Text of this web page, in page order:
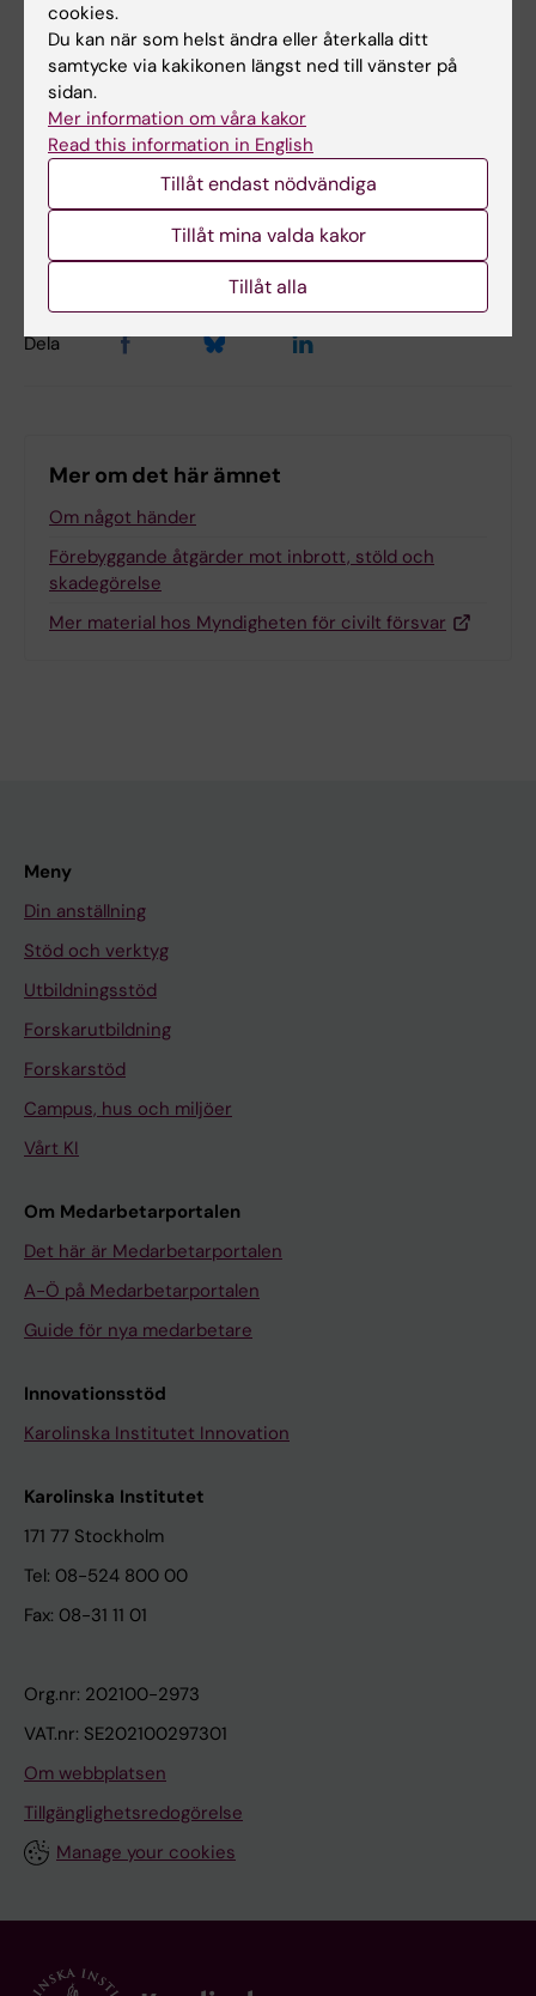
Hade du nytta av informationen på denna sida?
Yes
No
Innehållsgranskare:
Magnus Håkansson
Sidan uppdaterad:
Dela
Mer om det här ämnet
Om något händer
Förebyggande åtgärder mot inbrott, stöld och
skadegörelse
Mer material hos Myndigheten för civilt försvar
Meny
Din anställning
Stöd och verktyg
Utbildningsstöd
Forskarutbildning
Forskarstöd
Campus, hus och miljöer
Vårt KI
Om Medarbetarportalen
Det här är Medarbetarportalen
A-Ö på Medarbetarportalen
Guide för nya medarbetare
Innovationsstöd
Karolinska Institutet Innovation
Karolinska Institutet
171 77 Stockholm
Tel: 08-524 800 00
Fax: 08-31 11 01
Org.nr: 202100-2973
VAT.nr: SE202100297301
Om webbplatsen
Tillgänglighetsredogörelse
Manage your cookies
cookies.
Du kan när som helst ändra eller återkalla ditt
samtycke via kakikonen längst ned till vänster på
sidan.
Mer information om våra kakor
Read this information in English
Tillåt endast nödvändiga
Tillåt mina valda kakor
Tillåt alla